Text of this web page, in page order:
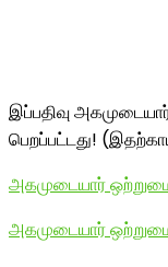
இப்பதிவு
பெறப்பட்டது!
அகமுடையார்
அகமுடையார் ஒற்றுமை